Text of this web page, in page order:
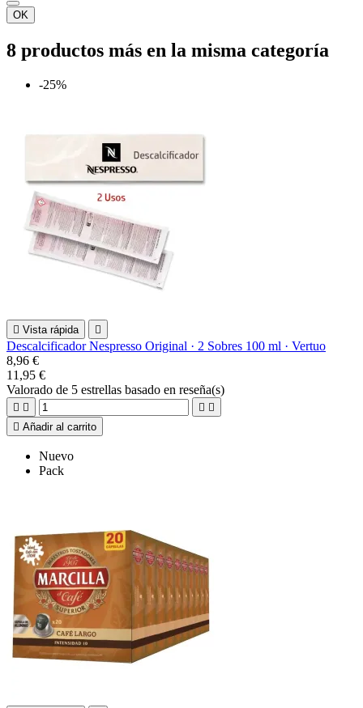
OK
8 productos más en la misma categoría
-25%
 Vista rápida 
Descalcificador Nespresso Original · 2 Sobres 100 ml · Vertuo
8,96 €
11,95 €
Valorado de 5 estrellas basado en reseña(s)
   
 Añadir al carrito
Nuevo
Pack